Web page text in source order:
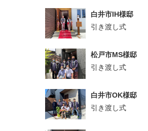
白井市IH様邸
引き渡し式
松戸市MS様邸
引き渡し式
白井市OK様邸
引き渡し式